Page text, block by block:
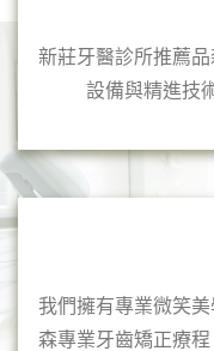
新莊牙醫診所推薦
設備與精進技
我們擁有專業微笑
森專業牙齒矯正療